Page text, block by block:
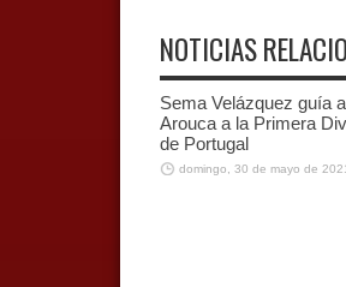
NOTICIAS
Sema Velázquez guía
Arouca a la Primera
de Portugal
domingo, 30 de mayo de